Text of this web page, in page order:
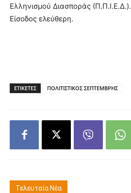
Ελληνισμού Διασποράς (Π.Π.Ι.Ε.Δ.).
Είσοδος ελεύθερη.
ΕΤΙΚΕΤΕΣ ΠΟΛΙΤΙΣΤΙΚΟΣ ΣΕΠΤΕΜΒΡΗΣ
Τελευταία Νέα